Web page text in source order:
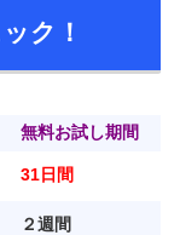
ク！
無料お試し期間
31日間
２週間